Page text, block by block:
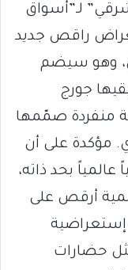
لـ”أسواق
راقص جديد
وهو سيضم
جورج
منفردة صمّمها
مؤكدة على أن
بحد ذاته،
أرقص على
إستعراضية
حضارات